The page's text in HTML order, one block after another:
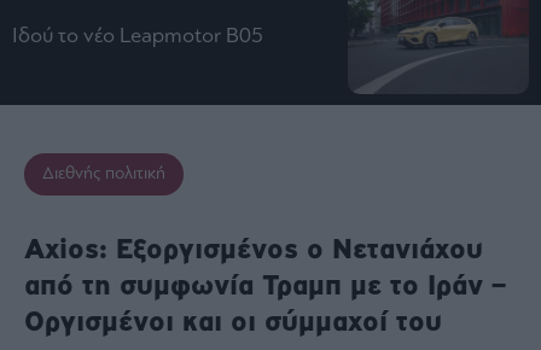
Ειδήσεις
Business
Ναυτιλία
Πολιτική
Πολιτισμός
Ιδού τo νέο Leapmotor B05
Διεθνής πολιτική
Axios: Εξοργισμένος ο Νετανιάχου
από τη συμφωνία Τραμπ με το Ιράν –
Οργισμένοι και οι σύμμαχοί του